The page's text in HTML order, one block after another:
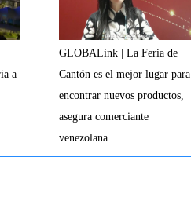
a
GLOBALink | La Feria de
Cantón es el mejor lugar para
encontrar nuevos productos,
asegura comerciante
venezolana